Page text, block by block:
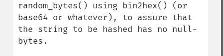
random_bytes() using bin2hex() (or
base64 or whatever), to assure that
the string to be hashed has no null-
bytes.